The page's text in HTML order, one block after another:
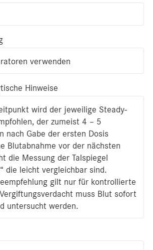
verwenden
Hinweise
wird der jeweilige Steady-
der zumeist 4 – 5
nach Gabe der ersten Dosis
Blutabnahme vor der nächsten
die Messung der Talspiegel
die leicht vergleichbar sind.
gilt nur für kontrollierte
muss Blut sofort
untersucht werden.